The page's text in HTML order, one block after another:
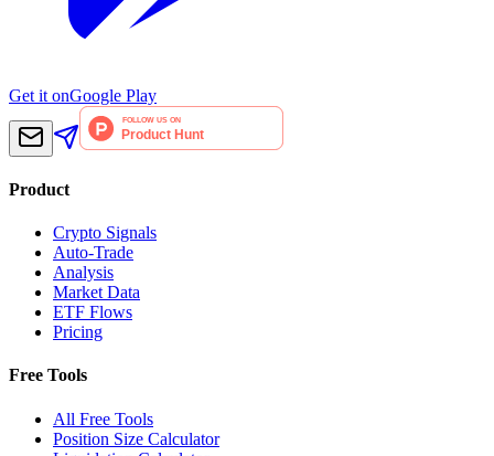
Get it onGoogle Play
Product
Crypto Signals
Auto-Trade
Analysis
Market Data
ETF Flows
Pricing
Free Tools
All Free Tools
Position Size Calculator